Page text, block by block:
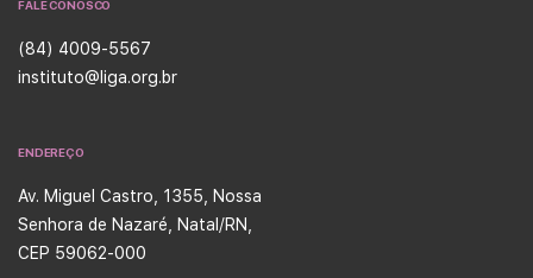
FALE CONOSCO
(84) 4009-5567
instituto@liga.org.br
ENDEREÇO
Av. Miguel Castro, 1355, Nossa
Senhora de Nazaré, Natal/RN,
CEP 59062-000